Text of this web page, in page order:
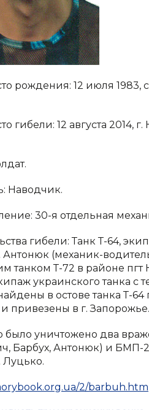
рождения: 12 июля
гибели: 12 августа
Наводчик.
30-я отдельная
гибели: Танк Т-64,
Антонюк (механик-
танком Т-72 в районе
украинского танка с
в остове танка Т-
привезены в г.
было уничтожено два
Барбух, Антонюк) и
Луцько.
2/barbuh.htm